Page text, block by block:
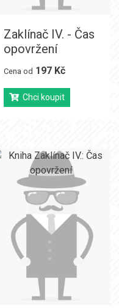
Zaklínač IV. - Čas
opovržení
Cena od 197 Kč
Chci koupit